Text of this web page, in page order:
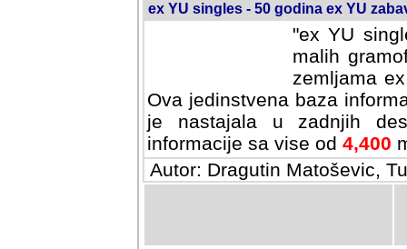
ex YU singles - 50 godina ex YU
"ex YU
malih
zemljama
Ova jedinstvena baza
je nastajala u zadnjih
informacije sa vise od 4,400
Autor: Dragutin Matoševic,